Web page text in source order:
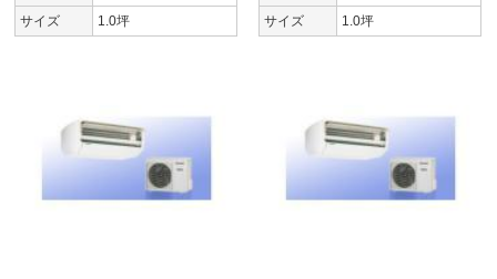
サイズ
1.0坪
サイズ
1.0坪